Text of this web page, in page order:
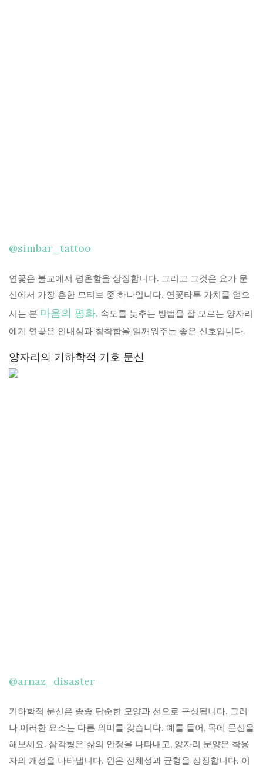
@simbar_tattoo
연꽃은 불교에서 평온함을 상징합니다. 그리고 그것은 요가 문
신에서 가장 흔한 모티브 중 하나입니다. 연꽃타투 가치를 얻으
시는 분 마음의 평화. 속도를 늦추는 방법을 잘 모르는 양자리
에게 연꽃은 인내심과 침착함을 일깨워주는 좋은 신호입니다.
양자리의 기하학적 기호 문신
@arnaz_disaster
기하학적 문신은 종종 단순한 모양과 선으로 구성됩니다. 그러
나 이러한 요소는 다른 의미를 갖습니다. 예를 들어, 목에 문신을
해보세요. 삼각형은 삶의 안정을 나타내고, 양자리 문양은 착용
자의 개성을 나타냅니다. 원은 전체성과 균형을 상징합니다. 이